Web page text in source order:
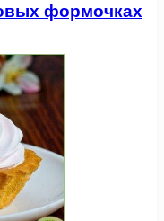
формочках